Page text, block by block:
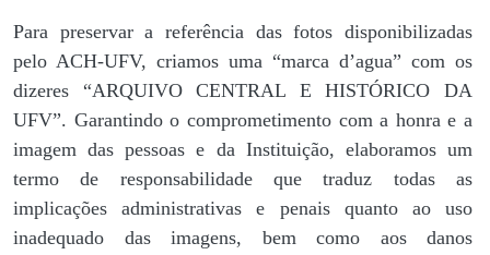
Para preservar a referência das fotos disponibilizadas
pelo ACH-UFV, criamos uma “marca d’agua” com os
dizeres “ARQUIVO CENTRAL E HISTÓRICO DA
UFV”. Garantindo o comprometimento com a honra e a
imagem das pessoas e da Instituição, elaboramos um
termo de responsabilidade que traduz todas as
implicações administrativas e penais quanto ao uso
inadequado das imagens, bem como aos danos